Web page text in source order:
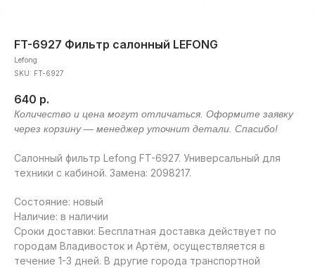
FT-6927 Фильтр салонный LEFONG
Lefong
SKU: FT-6927
640 р.
Салонный фильтр Lefong FT-6927. Универсальный для
техники с кабиной. Замена: 2098217.
Состояние: новый
Наличие: в наличии
Сроки доставки: Бесплатная доставка действует по
городам Владивосток и Артём, осуществляется в
течение 1-3 дней. В другие города транспортной